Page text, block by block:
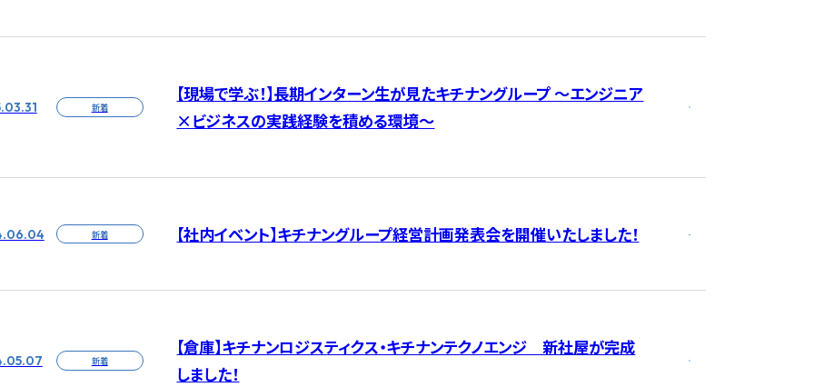
新着
【現場で学ぶ！】長期インターン生が見たキチナングループ ～エンジニア
×ビジネスの実践経験を積める環境～
新着 【社内イベント】キチナングループ経営計画発表会を開催いたしました！
新着
【倉庫】キチナンロジスティクス・キチナンテクノエンジ 新社屋が完成
しました！